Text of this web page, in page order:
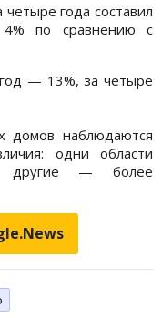
четыре года составил
по сравнению с
— 13%, за четыре
домов наблюдаются
одни области
другие — более